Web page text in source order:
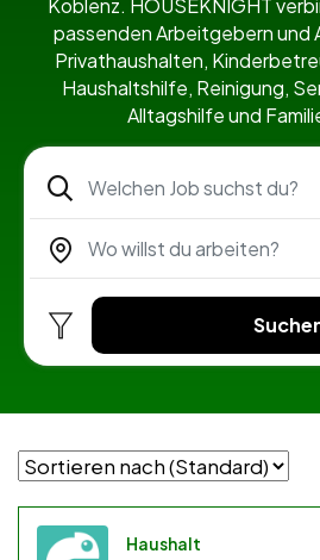
Koblenz. HOUSEKNIGHT
passenden Arbeitgebern und
Privathaushalten,
Haushaltshilfe, Reinigung,
Alltagshilfe und
Haushalt